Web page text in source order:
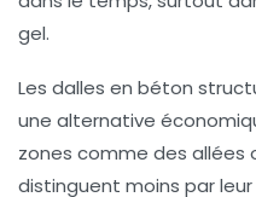
gel.
Les dalles en béton
une alternative
zones comme des allées
distinguent moins par